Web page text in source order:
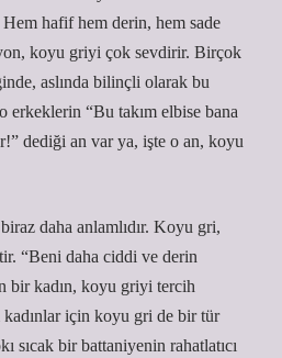
hafif hem derin, hem sade
koyu griyi çok sevdirir. Birçok
aslında bilinçli olarak bu
erkeklerin “Bu takım elbise bana
dediği an var ya, işte o an, koyu
daha anlamlıdır. Koyu gri,
“Beni daha ciddi ve derin
bir kadın, koyu griyi tercih
kadınlar için koyu gri de bir tür
sıcak bir battaniyenin rahatlatıcı